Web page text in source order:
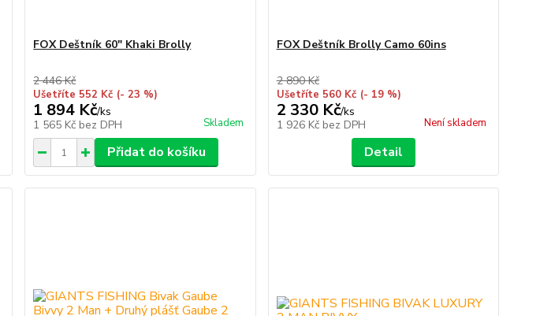
FOX Deštník 60" Khaki Brolly
2 446 Kč
Ušetříte 552 Kč (- 23 %)
1 894 Kč/ks
1 565 Kč bez DPH Skladem
Přidat do košíku
FOX Deštník Brolly Camo 60ins
2 890 Kč
Ušetříte 560 Kč (- 19 %)
2 330 Kč/ks
1 926 Kč bez DPH Není skladem
Detail